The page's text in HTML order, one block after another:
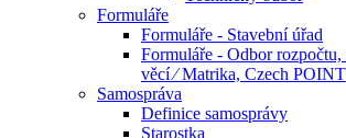
Formuláře
Formuláře - Stavební úřad
Formuláře - Odbor
věcí ⁄ Matrika, Czech POINT
Samospráva
Definice samosprávy
Starostka